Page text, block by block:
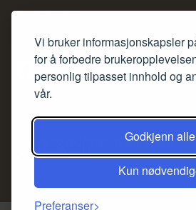
Vi bruker informasjonskapsler
for å forbedre
personlig tilpasset innhold og
vår.
Godkjenn alle
Kun
Preferanser
23 15 85 00
post@norsk-akevitt.org
Siden redigeres etter
plakaten.
Ansvarlig redaktør: Frank Bruun.